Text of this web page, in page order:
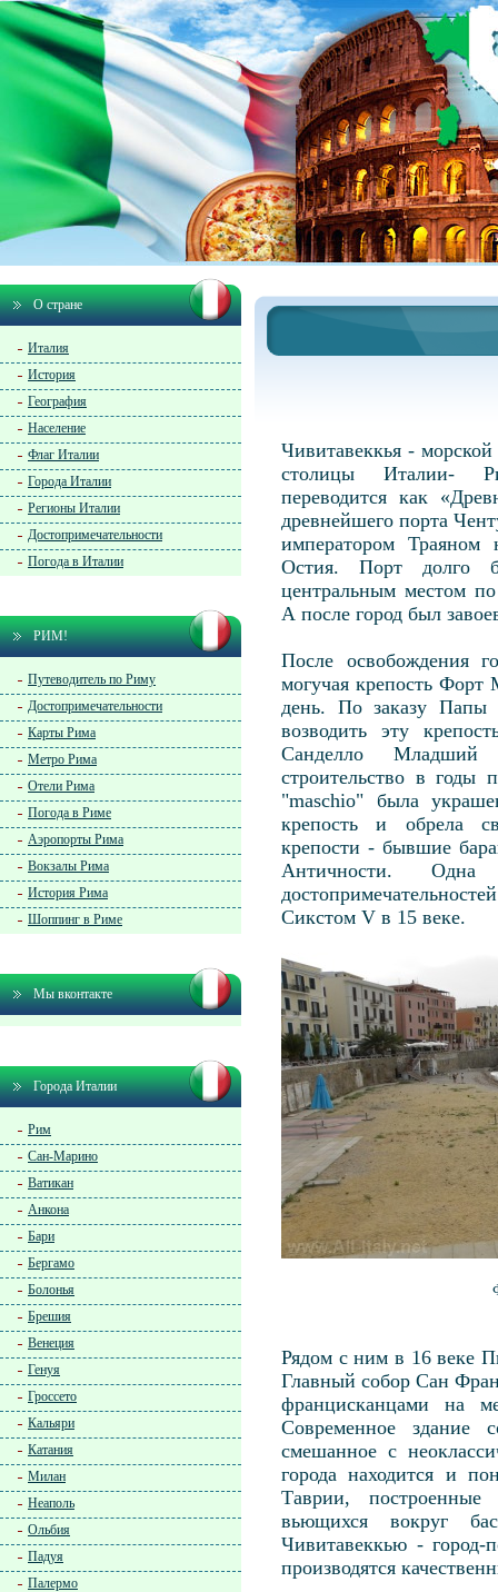
Чивитавеккья - морской
столицы Италии-
переводится как
древнейшего порта
императором
Остия. Порт долго
центральным местом
А после город был
После освобождения
могучая крепость
день. По заказу Папы
возводить эту
Санделло
строительство в
"maschio" была
крепость и обрела
крепости - бывшие
Античности.
Сикстом V в 15 веке.
Рядом с ним в 16 веке
Главный собор Сан
францисканцами на
Современное здание
смешанное с
города находится и
Таврии,
вьющихся вокруг
Чивитавеккью - город-
производятся
О стране
Италия
История
География
Население
Флаг Италии
Города Италии
Регионы Италии
Достопримечательности
Погода в Италии
РИМ!
Путеводитель по Риму
Достопримечательности
Карты Рима
Метро Рима
Отели Рима
Погода в Риме
Аэропорты Рима
Вокзалы Рима
История Рима
Шоппинг в Риме
Мы вконтакте
Города Италии
Рим
Сан-Марино
Ватикан
Анкона
Бари
Бергамо
Болонья
Брешия
Венеция
Генуя
Гроссето
Кальяри
Катания
Милан
Неаполь
Ольбия
Падуя
Палермо